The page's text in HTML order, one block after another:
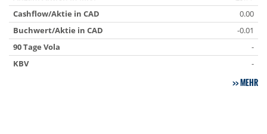
Cashflow/Aktie in CAD
0.00
Buchwert/Aktie in CAD
-0.01
90 Tage Vola
-
KBV
-
MEHR